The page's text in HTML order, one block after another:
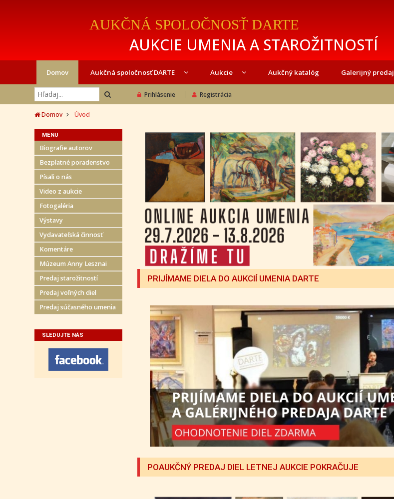
AUKČNÁ SPOLOČNOSŤ DARTE
AUKCIE UMENIA A STAROŽITNOSTÍ
Domov Aukčná spoločnosť DARTE Aukcie Aukčný katalóg Galerijný predaj
Prihlásenie Registrácia
Domov Úvod
MENU
Biografie autorov
Bezplatné poradenstvo
Písali o nás
Video z aukcie
Fotogaléria
Výstavy
Vydavateľská činnosť
Komentáre
Múzeum Anny Lesznai
Predaj starožitností
Predaj voľných diel
Predaj súčasného umenia
SLEDUJTE NÁS
PRIJÍMAME DIELA DO AUKCIÍ UMENIA DARTE
POAUKČNÝ PREDAJ DIEL LETNEJ AUKCIE POKRAČUJE